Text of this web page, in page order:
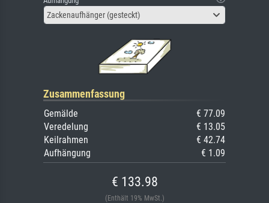
Zackenaufhänger (gesteckt)
Zusammenfassung
Gemälde
€ 77.09
Veredelung
€ 13.05
Keilrahmen
€ 42.74
Aufhängung
€ 1.09
€ 133.98
(Enthält 19% MwSt.)